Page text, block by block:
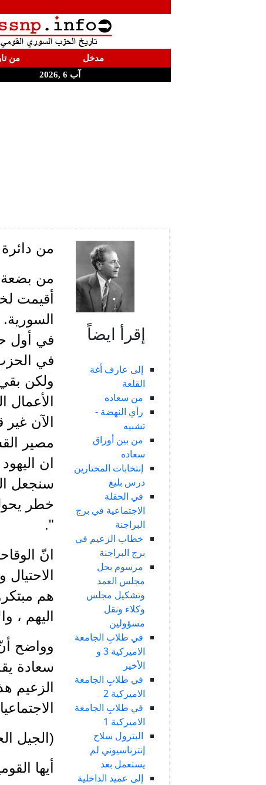
مدخل من
آب 6 ,2026
إقرأ ايضاً
إلى عارف أغة
القلعة
من سعاده
رأي النهضة -
تشبيه
من بين أوراق
سعاده
إنتخابات المختارين
درس بليغ
في الحفلة
الاجتماعية في برج
البراجنة
خطاب الزعيم في
برج البراجنة
مرسوم بحل
مجلس العمد
وتشكيل مجلس
وكلاء ونقل
مسؤولين
في طلابِ الجامعة
الاميركية 3 و
الأخير
في طلابِ الجامعة
الاميركية 2
في طلابِ الجامعة
الاميركية 1
البترول سلاح
إنترناسيوني لم
يستعمل بعد
إلى عميد الداخلية
من دائرة
من بضعة
أقيمت
في
الآن
مصير
ان
سنجعل
خطر يحول
".
انّ
هم
اليهم ،
وواضح
سعادة
الزعيم
(الجيل
أيها